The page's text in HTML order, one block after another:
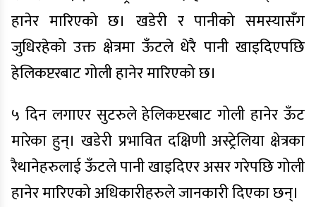
हानेर मारिएको छ। खडेरी र पानीको समस्यासँग
जुधिरहेको उक्त क्षेत्रमा ऊँटले धेरै पानी खाइदिएपछि
हेलिकप्टरबाट गोली हानेर मारिएको छ।
५ दिन लगाएर सुटरुले हेलिकप्टरबाट गोली हानेर ऊँट
मारेका हुन्। खडेरी प्रभावित दक्षिणी अस्ट्रेलिया क्षेत्रका
रैथानेहरुलाई ऊँटले पानी खाइदिएर असर गरेपछि गोली
हानेर मारिएको अधिकारीहरुले जानकारी दिएका छन्।